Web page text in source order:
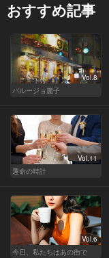
おすすめ記事
Vol.8
バルージョ麗子
Vol.11
運命の時計
Vol.6
今日、私たちはあの街で